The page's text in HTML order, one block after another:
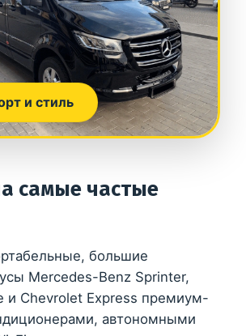
и стиль
самые частые
большие
Mercedes-Benz Sprinter,
и Chevrolet Express премиум-
автономными